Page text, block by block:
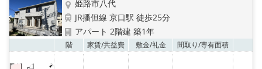
姫路市八代
JR播但線 京口駅 徒歩25分
アパート 2階建 築1年
階 家賃/共益費 敷金/礼金 間取り/専有面積